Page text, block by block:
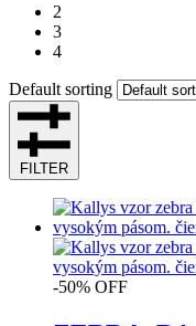
2
3
4
Default sorting
FILTER
-50% OFF